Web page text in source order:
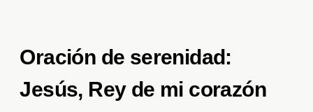
Oración de serenidad:
Jesús, Rey de mi corazón